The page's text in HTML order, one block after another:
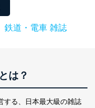
鉄道・電車 雑誌
は？
る、
日本最大級の雑誌